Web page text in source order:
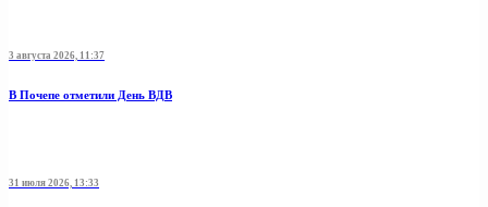
3 августа 2026, 11:37
В Почепе отметили День ВДВ
31 июля 2026, 13:33